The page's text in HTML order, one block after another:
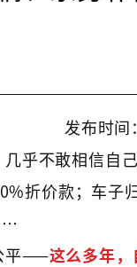
发布时
乎不敢相信自
折价款；车
平——这么多年